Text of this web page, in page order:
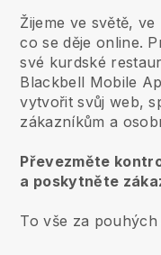
Žijeme ve světě,
co se děje online.
své kurdské
Blackbell Mobile
vytvořit svůj web,
zákazníkům a
Převezměte
a poskytněte
To vše za